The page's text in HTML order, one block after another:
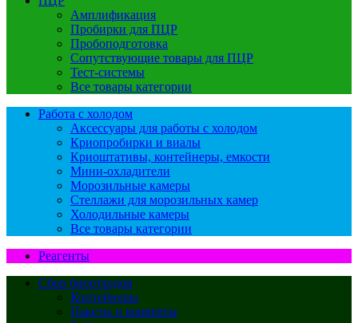
Амплификация
Пробирки для ПЦР
Пробоподготовка
Сопутствующие товары для ПЦР
Тест-системы
Все товары категории
Работа с холодом
Аксессуары для работы с холодом
Криопробирки и виалы
Криоштативы, контейнеры, емкости
Мини-охладители
Морозильные камеры
Стеллажи для морозильных камер
Холодильные камеры
Все товары категории
Реагенты
Сбор биоотходов
Контейнеры
Пакеты и конверты